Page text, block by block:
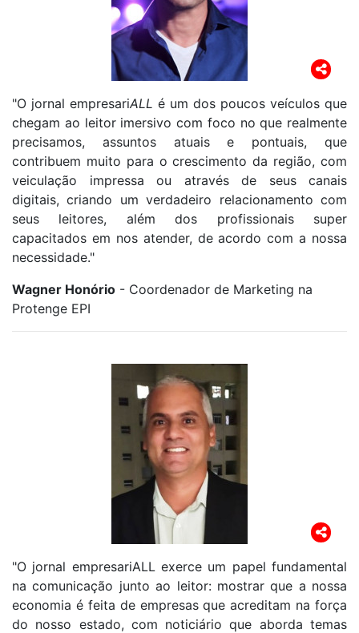
"O jornal empresariALL é um dos poucos veículos que
chegam ao leitor imersivo com foco no que realmente
precisamos, assuntos atuais e pontuais, que
contribuem muito para o crescimento da região, com
veiculação impressa ou através de seus canais
digitais, criando um verdadeiro relacionamento com
seus leitores, além dos profissionais super
capacitados em nos atender, de acordo com a nossa
necessidade."
Wagner Honório - Coordenador de Marketing na
Protenge EPI
"O jornal empresariALL exerce um papel fundamental
na comunicação junto ao leitor: mostrar que a nossa
economia é feita de empresas que acreditam na força
do nosso estado, com noticiário que aborda temas